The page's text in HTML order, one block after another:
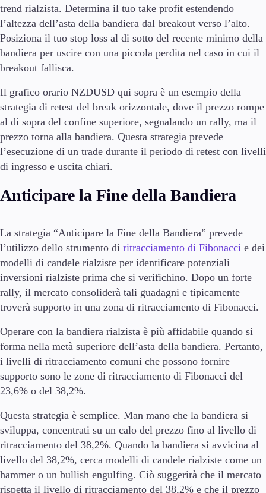
trend rialzista. Determina il tuo take profit estendendo
l’altezza dell’asta della bandiera dal breakout verso l’alto.
Posiziona il tuo stop loss al di sotto del recente minimo della
bandiera per uscire con una piccola perdita nel caso in cui il
breakout fallisca.
Il grafico orario NZDUSD qui sopra è un esempio della
strategia di retest del break orizzontale, dove il prezzo rompe
al di sopra del confine superiore, segnalando un rally, ma il
prezzo torna alla bandiera. Questa strategia prevede
l’esecuzione di un trade durante il periodo di retest con livelli
di ingresso e uscita chiari.
Anticipare la Fine della Bandiera
La strategia “Anticipare la Fine della Bandiera” prevede
l’utilizzo dello strumento di ritracciamento di Fibonacci e dei
modelli di candele rialziste per identificare potenziali
inversioni rialziste prima che si verifichino. Dopo un forte
rally, il mercato consoliderà tali guadagni e tipicamente
troverà supporto in una zona di ritracciamento di Fibonacci.
Operare con la bandiera rialzista è più affidabile quando si
forma nella metà superiore dell’asta della bandiera. Pertanto,
i livelli di ritracciamento comuni che possono fornire
supporto sono le zone di ritracciamento di Fibonacci del
23,6% o del 38,2%.
Questa strategia è semplice. Man mano che la bandiera si
sviluppa, concentrati su un calo del prezzo fino al livello di
ritracciamento del 38,2%. Quando la bandiera si avvicina al
livello del 38,2%, cerca modelli di candele rialziste come un
hammer o un bullish engulfing. Ciò suggerirà che il mercato
rispetta il livello di ritracciamento del 38,2% e che il prezzo